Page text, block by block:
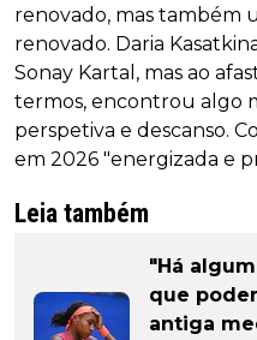
renovado, mas também
renovado. Daria
Sonay Kartal, mas ao
termos, encontrou algo
perspetiva e descanso.
em 2026 "energizada e
Leia também
"Há
que
antiga